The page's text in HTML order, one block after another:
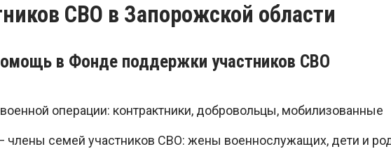
СВО в Запорожской области
в Фонде поддержки участников СВО
операции: контрактники, добровольцы, мобилизованные
члены семей участников СВО: жены военнослужащих, дети и